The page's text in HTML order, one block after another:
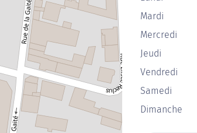
Mardi
Mercredi
Jeudi
Vendredi
Samedi
Dimanche